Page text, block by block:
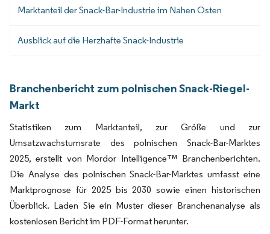
Marktanteil der Snack-Bar-Industrie im Nahen Osten
Ausblick auf die Herzhafte Snack-Industrie
Branchenbericht zum polnischen Snack-Riegel-
Markt
Statistiken zum Marktanteil, zur Größe und zur
Umsatzwachstumsrate des polnischen Snack-Bar-Marktes
2025, erstellt von Mordor Intelligence™ Branchenberichten.
Die Analyse des polnischen Snack-Bar-Marktes umfasst eine
Marktprognose für 2025 bis 2030 sowie einen historischen
Überblick. Laden Sie ein Muster dieser Branchenanalyse als
kostenlosen Bericht im PDF-Format herunter.